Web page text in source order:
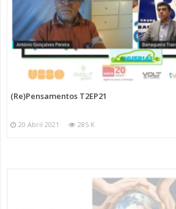
(Re)Pensamentos T2EP21
20 Abril 2021 285 K